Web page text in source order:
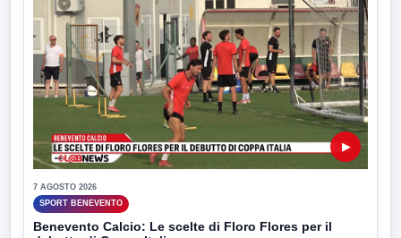
▶
7 AGOSTO 2026
SPORT BENEVENTO
Benevento Calcio: Le scelte di Floro Flores per il